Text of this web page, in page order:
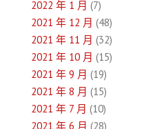
2022 年 1 月 (7)
2021 年 12 月 (48)
2021 年 11 月 (32)
2021 年 10 月 (15)
2021 年 9 月 (19)
2021 年 8 月 (15)
2021 年 7 月 (10)
2021 年 6 月 (28)